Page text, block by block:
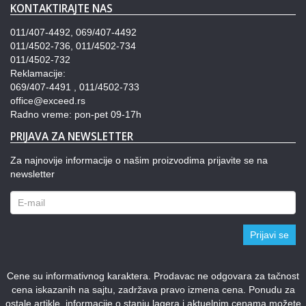
KONTAKTIRAJTE NAS
011/407-4492, 069/407-4492
011/4502-736, 011/4502-734
011/4502-732
Reklamacije:
069/407-4491 , 011/4502-733
office@exceed.rs
Radno vreme: pon-pet 09-17h
PRIJAVA ZA NEWSLETTER
Za najnovije informacije o našim proizvodima prijavite se na
newsletter
Prijavi se
Cene su informativnog karaktera. Prodavac ne odgovara za tačnost
cena iskazanih na sajtu, zadržava pravo izmena cena. Ponudu za
ostale artikle, informacije o stanju lagera i aktuelnim cenama možete